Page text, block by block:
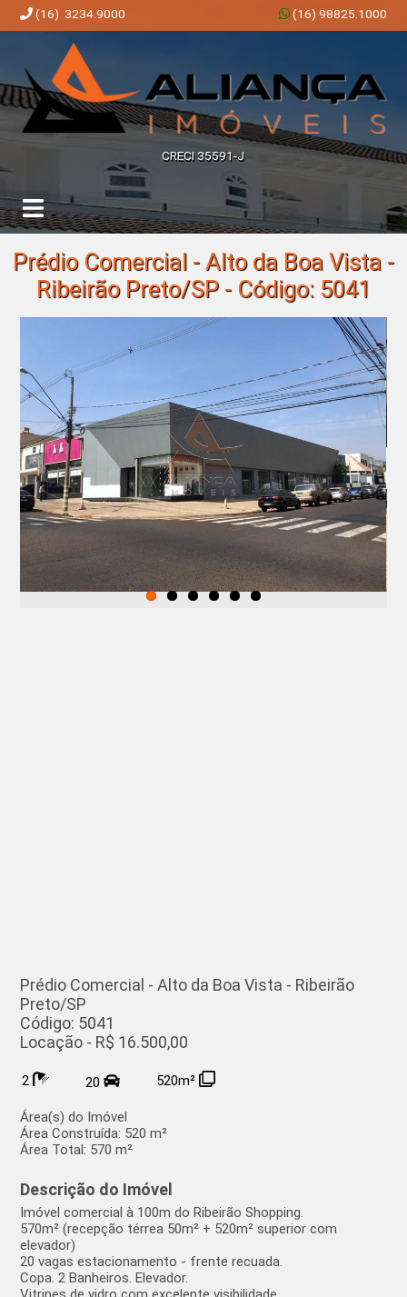
(16) 3234.9000 (16) 98825.1000
CRECI 35591-J
Prédio Comercial - Alto da Boa Vista -
Ribeirão Preto/SP - Código: 5041
Prédio Comercial - Alto da Boa Vista - Ribeirão
Preto/SP
Código: 5041
Locação - R$ 16.500,00
2 20 520m²
Área(s) do Imóvel
Área Construída: 520 m²
Área Total: 570 m²
Descrição do Imóvel
Imóvel comercial à 100m do Ribeirão Shopping.
570m² (recepção térrea 50m² + 520m² superior com
elevador)
20 vagas estacionamento - frente recuada.
Copa. 2Banheiros. Elevador.